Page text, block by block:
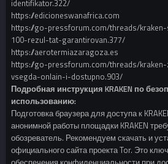
identifikator.322/
https://edicioneswanafrica.com
https://go-pressforum.com/threads/
100-rezul-tat-garantirovan.377/
https://aerotermiazaragoza.es
https://go-pressforum.com/threads/
vsegda-onlain-i-dostupno.903/
Подробная инструкция KRAKEN по
использованию:
Подготовка браузера для доступа к
анонимной работы площадки KRAKEN
обозреватель. Рекомендуем скачать и
официального сайта проекта Tor. Это